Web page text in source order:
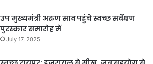
उप मुख्यमंत्री अरुण साव पहुंचे स्वच्छ सर्वेक्षण
पुरस्कार समारोह में
July 17, 2025